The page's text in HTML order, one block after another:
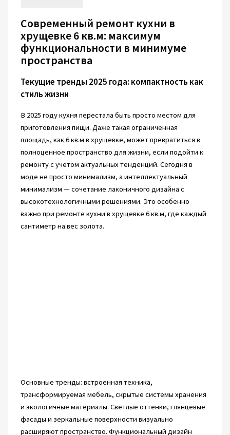
Современный ремонт кухни в
хрущевке 6 кв.м: максимум
функциональности в минимуме
пространства
Текущие тренды 2025 года: компактность как
стиль жизни
В 2025 году кухня перестала быть просто местом для
приготовления пищи. Даже такая ограниченная
площадь, как 6 кв.м в хрущевке, может превратиться в
полноценное пространство для жизни, если подойти к
ремонту с учетом актуальных тенденций. Сегодня в
моде не просто минимализм, а интеллектуальный
минимализм — сочетание лаконичного дизайна с
высокотехнологичными решениями. Это особенно
важно при ремонте кухни в хрущевке 6 кв.м, где каждый
сантиметр на вес золота.
Основные тренды: встроенная техника,
трансформируемая мебель, скрытые системы хранения
и экологичные материалы. Светлые оттенки, глянцевые
фасады и зеркальные поверхности визуально
расширяют пространство. Функциональный дизайн